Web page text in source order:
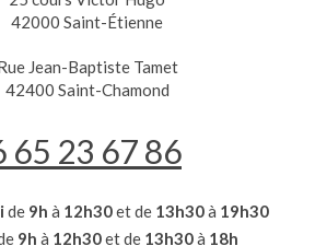
42000 Saint-Étienne
Jean-Baptiste Tamet
42400 Saint-Chamond
65 23 67 86
de 9h à 12h30et de 13h30à 19h30
9h à 12h30et de 13h30à 18h